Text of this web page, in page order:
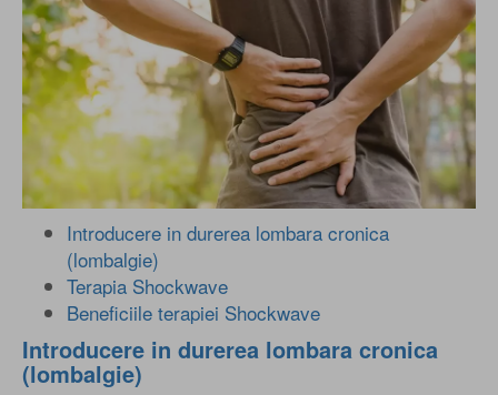
Introducere in durerea lombara cronica
(lombalgie)
Terapia Shockwave
Beneficiile terapiei Shockwave
Introducere in durerea lombara cronica
(lombalgie)